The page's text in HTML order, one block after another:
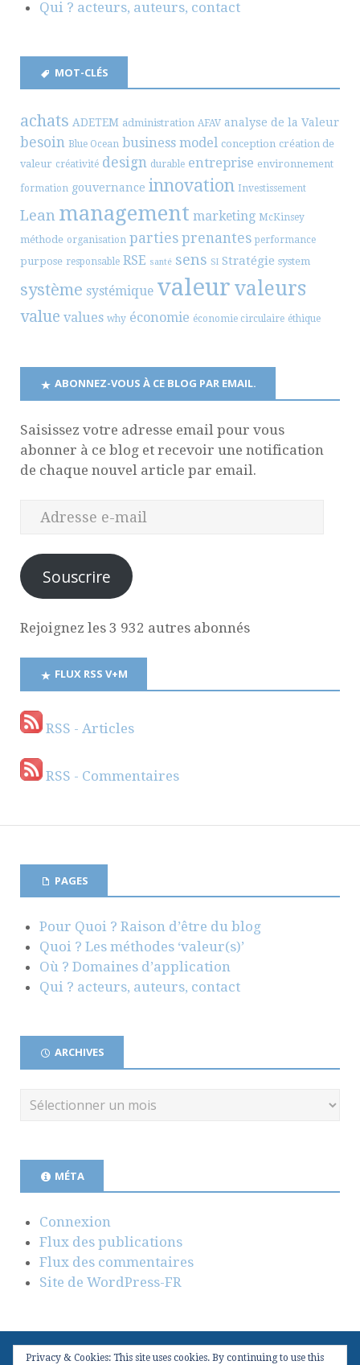
Qui ? acteurs, auteurs, contact
MOT-CLÉS
achats ADETEM administration AFAV analyse de la Valeur
besoin Blue Ocean business model conception création de
valeur créativité design durable entreprise environnement
formation gouvernance innovation Investissement
Lean management marketing McKinsey
méthode organisation parties prenantes performance
purpose responsable RSE santé sens SI Stratégie system
système systémique valeur valeurs
value values why économie économie circulaire éthique
ABONNEZ-VOUS À CE BLOG PAR EMAIL.
Saisissez votre adresse email pour vous
abonner à ce blog et recevoir une notification
de chaque nouvel article par email.
Souscrire
Rejoignez les 3 932 autres abonnés
FLUX RSS V+M
RSS - Articles
RSS - Commentaires
PAGES
Pour Quoi ? Raison d’être du blog
Quoi ? Les méthodes ‘valeur(s)’
Où ? Domaines d’application
Qui ? acteurs, auteurs, contact
ARCHIVES
MÉTA
Connexion
Flux des publications
Flux des commentaires
Site de WordPress-FR
Privacy & Cookies: This site uses cookies. By continuing to use this